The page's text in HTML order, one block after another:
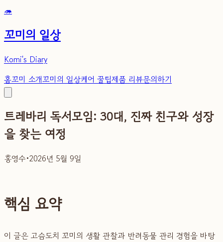
🦔
꼬미의 일상
Komi's Diary
홈꼬미 소개꼬미의 일상케어 꿀팁제품 리뷰문의하기
트레바리 독서모임: 30대, 진짜 친구와 성장
을 찾는 여정
홍영수•2026년 5월 9일
핵심 요약
이 글은 고슴도치 꼬미의 생활 관찰과 반려동물 관리 경험을 바탕